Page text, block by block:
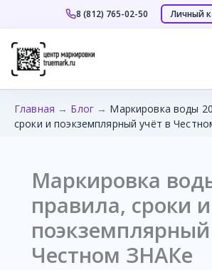
8 (812) 765-02-50 Личный
содержимому
Главная → Блог→ Маркировка воды
сроки и поэкземплярный учёт в
Маркировка
правила, сроки и
Честном ЗНАКе